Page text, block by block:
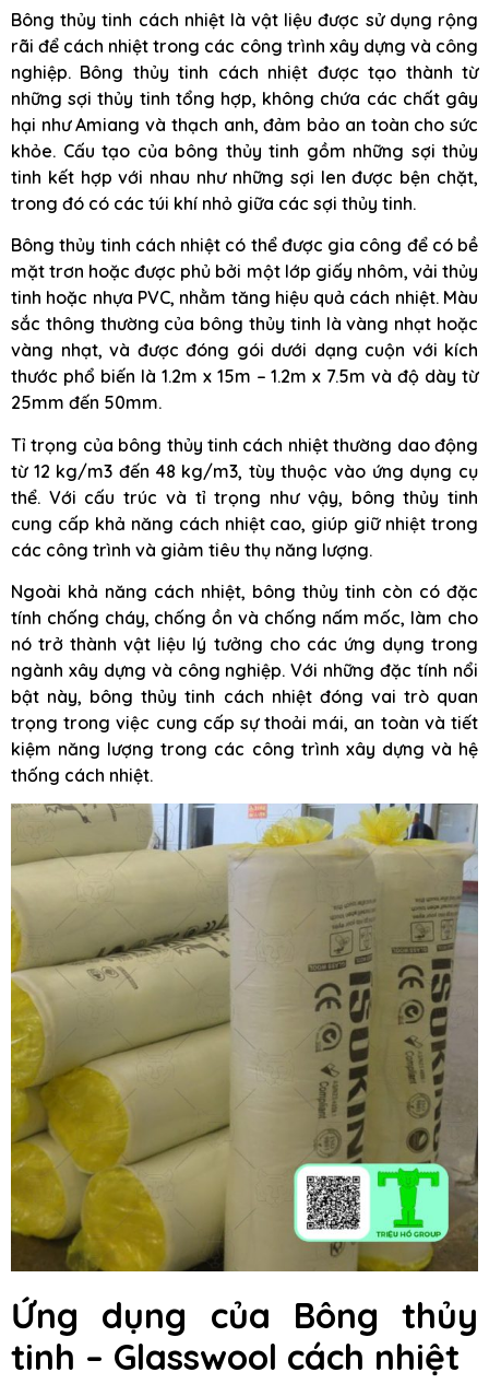
Bông thủy tinh cách nhiệt là vật liệu được sử dụng rộng
rãi để cách nhiệt trong các công trình xây dựng và công
nghiệp. Bông thủy tinh cách nhiệt được tạo thành từ
những sợi thủy tinh tổng hợp, không chứa các chất gây
hại như Amiang và thạch anh, đảm bảo an toàn cho sức
khỏe. Cấu tạo của bông thủy tinh gồm những sợi thủy
tinh kết hợp với nhau như những sợi len được bện chặt,
trong đó có các túi khí nhỏ giữa các sợi thủy tinh.
Bông thủy tinh cách nhiệt có thể được gia công để có bề
mặt trơn hoặc được phủ bởi một lớp giấy nhôm, vải thủy
tinh hoặc nhựa PVC, nhằm tăng hiệu quả cách nhiệt. Màu
sắc thông thường của bông thủy tinh là vàng nhạt hoặc
vàng nhạt, và được đóng gói dưới dạng cuộn với kích
thước phổ biến là 1.2m x 15m – 1.2m x 7.5m và độ dày từ
25mm đến 50mm.
Tỉ trọng của bông thủy tinh cách nhiệt thường dao động
từ 12 kg/m3 đến 48 kg/m3, tùy thuộc vào ứng dụng cụ
thể. Với cấu trúc và tỉ trọng như vậy, bông thủy tinh
cung cấp khả năng cách nhiệt cao, giúp giữ nhiệt trong
các công trình và giảm tiêu thụ năng lượng.
Ngoài khả năng cách nhiệt, bông thủy tinh còn có đặc
tính chống cháy, chống ồn và chống nấm mốc, làm cho
nó trở thành vật liệu lý tưởng cho các ứng dụng trong
ngành xây dựng và công nghiệp. Với những đặc tính nổi
bật này, bông thủy tinh cách nhiệt đóng vai trò quan
trọng trong việc cung cấp sự thoải mái, an toàn và tiết
kiệm năng lượng trong các công trình xây dựng và hệ
thống cách nhiệt.
Ứng dụng của Bông thủy
tinh – Glasswool cách nhiệt